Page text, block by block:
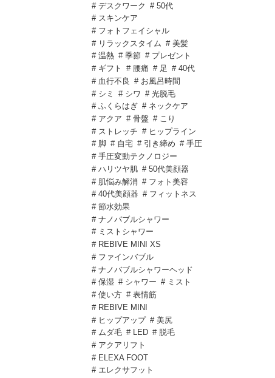
# デスクワーク
# 50代
# スキンケア
# フォトフェイシャル
# リラックスタイム # 美髪
# 温熱 # 季節 # プレゼント
# ギフト
# 腰痛 # 足 # 40代
# 血行不良
# お風呂時間
# シミ
# シワ # 光脱毛
# ふくらはぎ # ネックケア
# アクア # 骨盤 # こり
# ストレッチ # ヒップライン
# 脚 # 自宅 # 引き締め # 手圧
# 手圧変動テクノロジー
# ハリツヤ肌 # 50代美顔器
# 肌悩み解消 # フォト美容
# 40代美顔器 # フィットネス
# 節水効果
# ナノバブルシャワー
# ミストシャワー
# REBIVE MINI XS
# ファインバブル
# ナノバブルシャワーヘッド
# 保湿 # シャワー # ミスト
# 使い方 # 表情筋
# REBIVE MINI
# ヒップアップ # 美尻
# ムダ毛 # LED # 脱毛
# アクアリフト
# ELEXA FOOT
# エレクサフット